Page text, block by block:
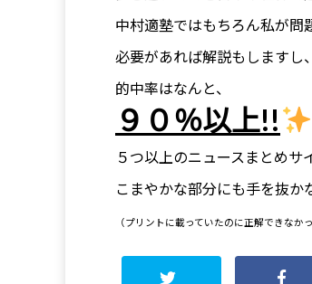
中村適塾ではもちろん私が問
必要があれば解説もしますし
的中率はなんと、
９０％以上!!
５つ以上のニュースまとめサ
こまやかな部分にも手を抜か
（プリントに載っていたのに正解できなか